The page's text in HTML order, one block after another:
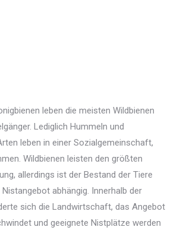
leben die meisten Wildbienen
Lediglich Hummeln und
leben in einer Sozialgemeinschaft,
Wildbienen leisten den größten
allerdings ist der Bestand der Tiere
abhängig. Innerhalb der
sich die Landwirtschaft, das Angebot
und geeignete Nistplätze werden